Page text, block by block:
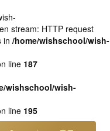
stream: HTTP request
in /home/wishschool/wish-
line 187
wishschool/wish-
line 195